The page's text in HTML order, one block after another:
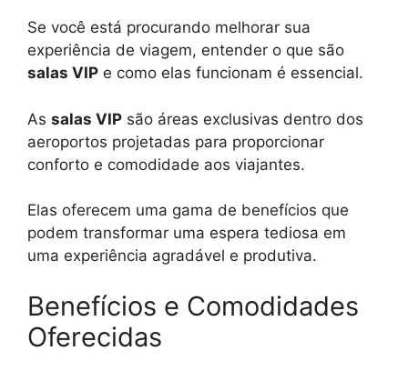
Se você está procurando melhorar sua
experiência de viagem, entender o que são
salas VIP e como elas funcionam é essencial.
As salas VIP são áreas exclusivas dentro dos
aeroportos projetadas para proporcionar
conforto e comodidade aos viajantes.
Elas oferecem uma gama de benefícios que
podem transformar uma espera tediosa em
uma experiência agradável e produtiva.
Benefícios e Comodidades
Oferecidas